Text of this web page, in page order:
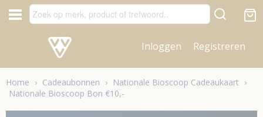
Inloggen Registreren
Home › Cadeaubonnen › Nationale Bioscoop Cadeaukaart ›
Nationale Bioscoop Bon €10,-